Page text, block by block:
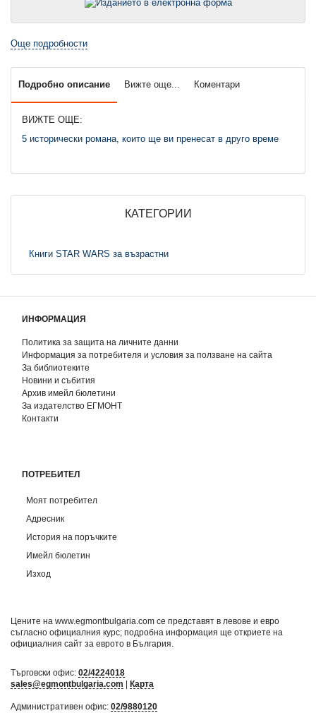
Още подробности
Подробно описание Вижте още... Коментари
ВИЖТЕ ОЩЕ:
5 исторически романа, които ще ви пренесат в друго време
КАТЕГОРИИ
Книги STAR WARS за възрастни
ИНФОРМАЦИЯ
Политика за защита на личните данни
Информация за потребителя и условия за ползване на сайта
За библиотеките
Новини и събития
Архив имейл бюлетини
За издателство ЕГМОНТ
Контакти
ПОТРЕБИТЕЛ
Моят потребител
Адресник
История на поръчките
Имейл бюлетин
Изход
Цените на www.egmontbulgaria.com се представят в левове и евро
съгласно официалния курс; подробна информация ще откриете на
официалния сайт за еврото в България
Търговски офис: 02/4224018
sales@egmontbulgaria.com
Карта
Административен офис: 02/9880120